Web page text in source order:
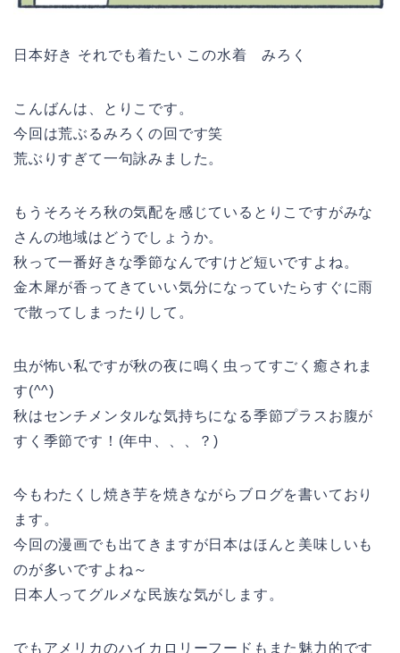
日本好き それでも着たい この水着 みろく
こんばんは、とりこです。
今回は荒ぶるみろくの回です笑
荒ぶりすぎて一句詠みました。
もうそろそろ秋の気配を感じているとりこですがみな
さんの地域はどうでしょうか。
秋って一番好きな季節なんですけど短いですよね。
金木犀が香ってきていい気分になっていたらすぐに雨
で散ってしまったりして。
虫が怖い私ですが秋の夜に鳴く虫ってすごく癒されま
す(^^)
秋はセンチメンタルな気持ちになる季節プラスお腹が
すく季節です！(年中、、、？)
今もわたくし焼き芋を焼きながらブログを書いており
ます。
今回の漫画でも出てきますが日本はほんと美味しいも
のが多いですよね～
日本人ってグルメな民族な気がします。
でもアメリカのハイカロリーフードもまた魅力的です